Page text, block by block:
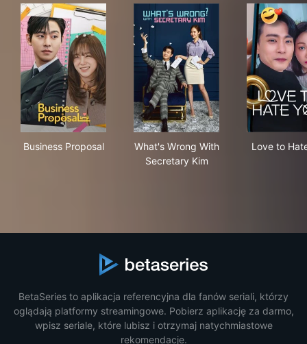
Business Proposal
What's Wrong With
Secretary Kim
Love to
BetaSeries to aplikacja referencyjna dla fanów seriali, którzy
oglądają platformy streamingowe. Pobierz aplikację za darmo,
wpisz seriale, które lubisz i otrzymaj natychmiastowe
rekomendacje.